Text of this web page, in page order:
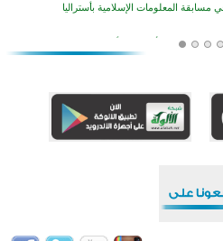
بالجبل الأسود منذ أكثر من قرن
يفتتح أبوابه بعد سنوات من العمل والعطاء